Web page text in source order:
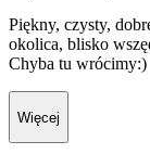
Piękny, czysty,
okolica, blisko
Chyba tu wrócimy:)
Więcej